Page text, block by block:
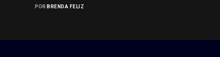
POR BRENDA FELIZ